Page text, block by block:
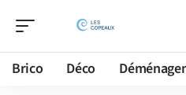
Brico Déco